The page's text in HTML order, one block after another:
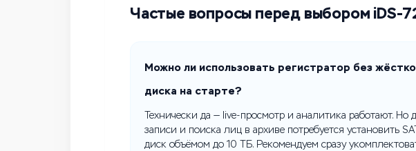
Частые вопросы перед выбором iDS-
Можно ли использовать регистратор без
диска на старте?
Технически да — live-просмотр и аналитика работают. Но
записи и поиска лиц в архиве потребуется установить
диск объёмом до 10 ТБ. Рекомендуем сразу